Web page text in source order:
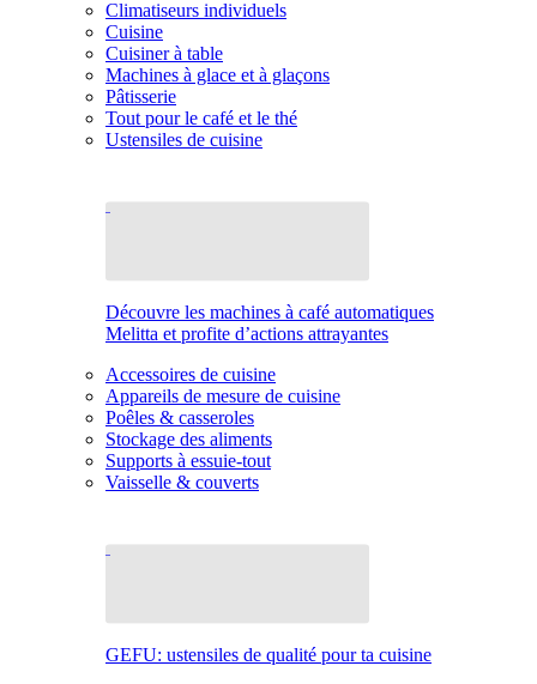
Climatiseurs individuels
Cuisine
Cuisiner à table
Machines à glace et à glaçons
Pâtisserie
Tout pour le café et le thé
Ustensiles de cuisine
Découvre les machines à café automatiques
Melitta et profite d’actions attrayantes
Accessoires de cuisine
Appareils de mesure de cuisine
Poêles & casseroles
Stockage des aliments
Supports à essuie-tout
Vaisselle & couverts
GEFU: ustensiles de qualité pour ta cuisine